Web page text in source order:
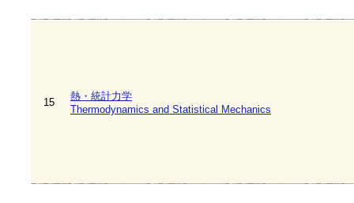
15
熱・統計力学
Thermodynamics and Statistical Mechanics